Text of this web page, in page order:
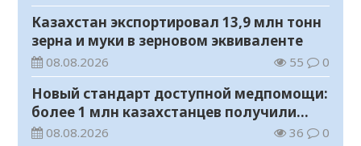
Казахстан экспортировал 13,9 млн тонн
зерна и муки в зерновом эквиваленте
08.08.2026 55 0
Новый стандарт доступной медпомощи:
более 1 млн казахстанцев получили
телемедицинские услуги
08.08.2026 36 0